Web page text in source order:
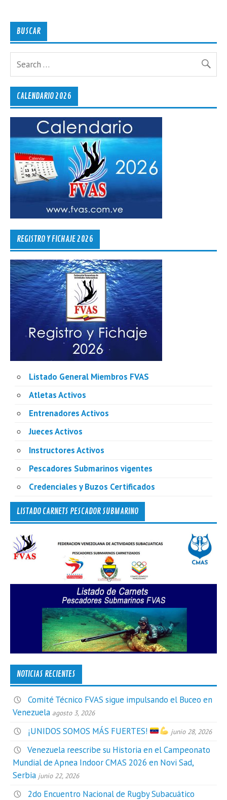
BUSCAR
CALENDARIO 2026
REGISTRO Y FICHAJE 2026
Listado General Miembros FVAS
Atletas Activos
Entrenadores Activos
Jueces Activos
Instructores Activos
Pescadores Submarinos vigentes
Credenciales y Buzos Certificados
LISTADO CARNETS PESCADOR SUBMARINO
NOTICIAS RECIENTES
Comité Técnico FVAS sigue impulsando el Buceo en
Venezuela agosto 3, 2026
¡UNIDOS SOMOS MÁS FUERTES! junio 28, 2026
Venezuela reescribe su Historia en el Campeonato
Mundial de Apnea Indoor CMAS 2026 en Novi Sad,
Serbia junio 22, 2026
2do Encuentro Nacional de Rugby Subacuático